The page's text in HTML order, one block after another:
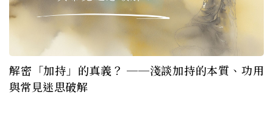
解密「加持」的真義？ ──淺談加持的本質、功用
與常見迷思破解